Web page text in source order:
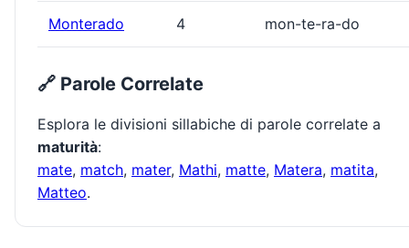
Monterado 4 mon-te-ra-do
🔗 Parole Correlate
Esplora le divisioni sillabiche di parole correlate a
maturità:
mate, match, mater, Mathi, matte, Matera, matita,
Matteo.